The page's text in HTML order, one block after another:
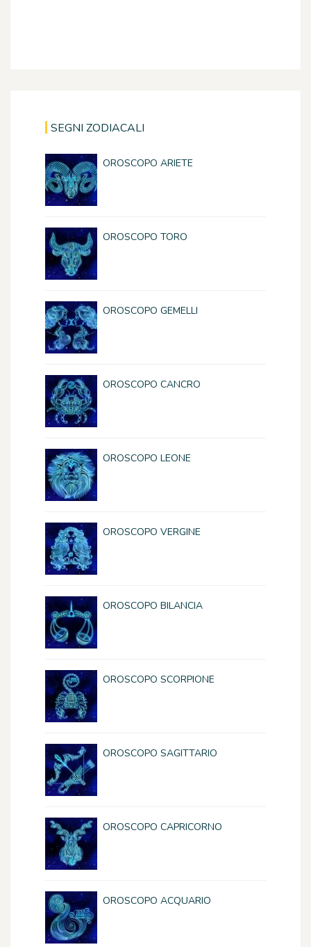
SEGNI ZODIACALI
OROSCOPO ARIETE
OROSCOPO TORO
OROSCOPO GEMELLI
OROSCOPO CANCRO
OROSCOPO LEONE
OROSCOPO VERGINE
OROSCOPO BILANCIA
OROSCOPO SCORPIONE
OROSCOPO SAGITTARIO
OROSCOPO CAPRICORNO
OROSCOPO ACQUARIO